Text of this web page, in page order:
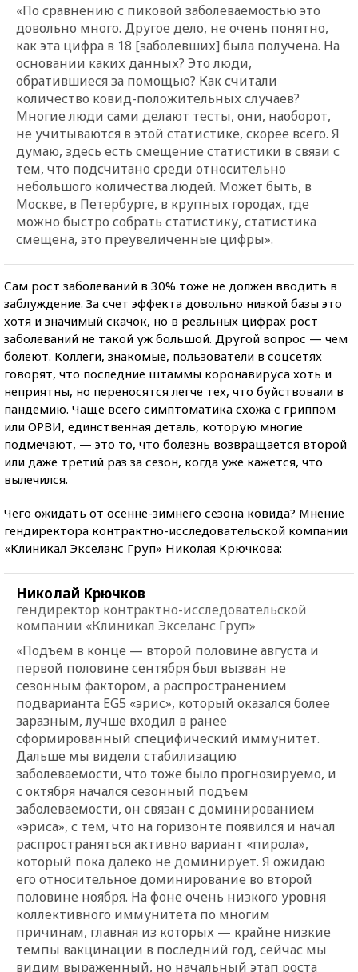
«По сравнению с пиковой заболеваемостью это
довольно много. Другое дело, не очень понятно,
как эта цифра в 18 [заболевших] была получена. На
основании каких данных? Это люди,
обратившиеся за помощью? Как считали
количество ковид-положительных случаев?
Многие люди сами делают тесты, они, наоборот,
не учитываются в этой статистике, скорее всего. Я
думаю, здесь есть смещение статистики в связи с
тем, что подсчитано среди относительно
небольшого количества людей. Может быть, в
Москве, в Петербурге, в крупных городах, где
можно быстро собрать статистику, статистика
смещена, это преувеличенные цифры».
Сам рост заболеваний в 30% тоже не должен вводить в
заблуждение. За счет эффекта довольно низкой базы это
хотя и значимый скачок, но в реальных цифрах рост
заболеваний не такой уж большой. Другой вопрос — чем
болеют. Коллеги, знакомые, пользователи в соцсетях
говорят, что последние штаммы коронавируса хоть и
неприятны, но переносятся легче тех, что буйствовали в
пандемию. Чаще всего симптоматика схожа с гриппом
или ОРВИ, единственная деталь, которую многие
подмечают, — это то, что болезнь возвращается второй
или даже третий раз за сезон, когда уже кажется, что
вылечился.
Чего ожидать от осенне-зимнего сезона ковида? Мнение
гендиректора контрактно-исследовательской компании
«Клиникал Экселанс Груп» Николая Крючкова:
Николай Крючков
гендиректор контрактно-исследовательской
компании «Клиникал Экселанс Груп»
«Подъем в конце — второй половине августа и
первой половине сентября был вызван не
сезонным фактором, а распространением
подварианта EG5 «эрис», который оказался более
заразным, лучше входил в ранее
сформированный специфический иммунитет.
Дальше мы видели стабилизацию
заболеваемости, что тоже было прогнозируемо, и
с октября начался сезонный подъем
заболеваемости, он связан с доминированием
«эриса», с тем, что на горизонте появился и начал
распространяться активно вариант «пирола»,
который пока далеко не доминирует. Я ожидаю
его относительное доминирование во второй
половине ноября. На фоне очень низкого уровня
коллективного иммунитета по многим
причинам, главная из которых — крайне низкие
темпы вакцинации в последний год, сейчас мы
видим выраженный, но начальный этап роста